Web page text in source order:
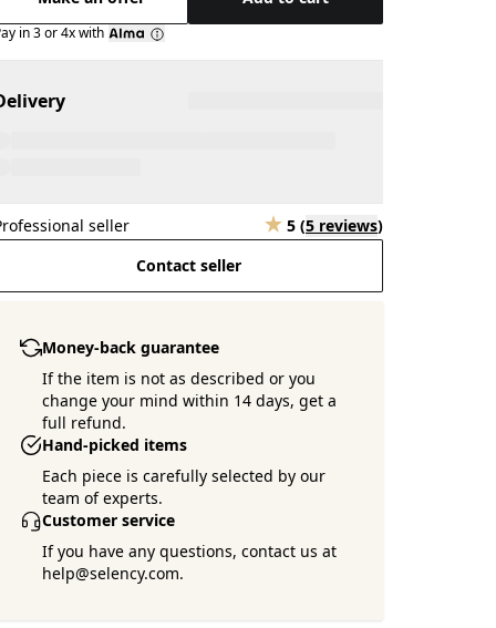
in 3 or 4x with
seller 5 (5 reviews)
Contact seller
Money-back guarantee
If the item is not as described or you
change your mind within 14 days, get a
full refund.
Hand-picked items
Each piece is carefully selected by our
team of experts.
Customer service
If you have any questions, contact us at
help@selency.com.